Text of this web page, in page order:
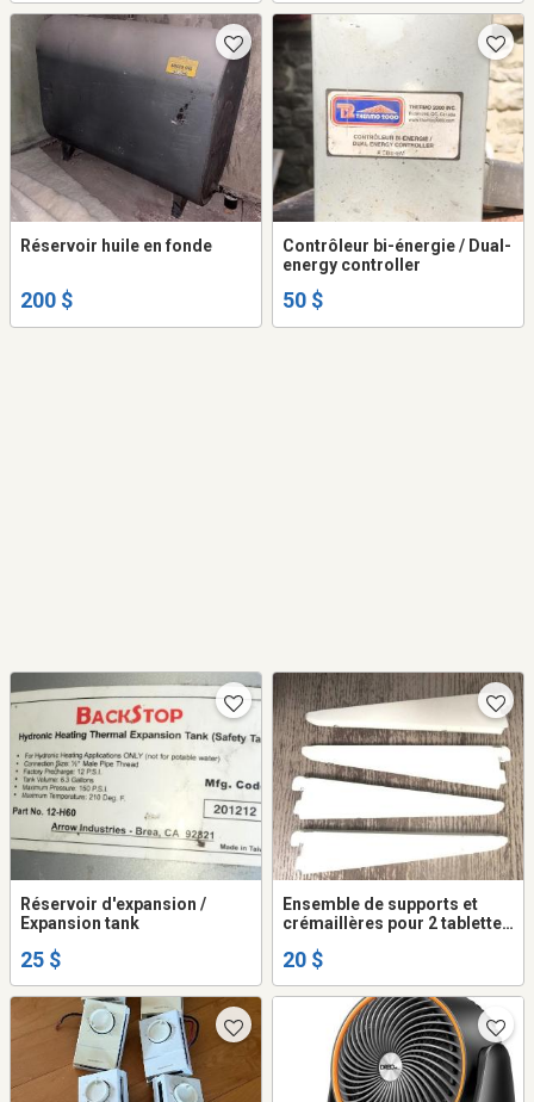
Réservoir huile en fonde
200 $
Contrôleur bi-énergie / Dual-
energy controller
50 $
Réservoir d'expansion /
Expansion tank
25 $
Ensemble de supports et
crémaillères pour 2 tablettes
20 $